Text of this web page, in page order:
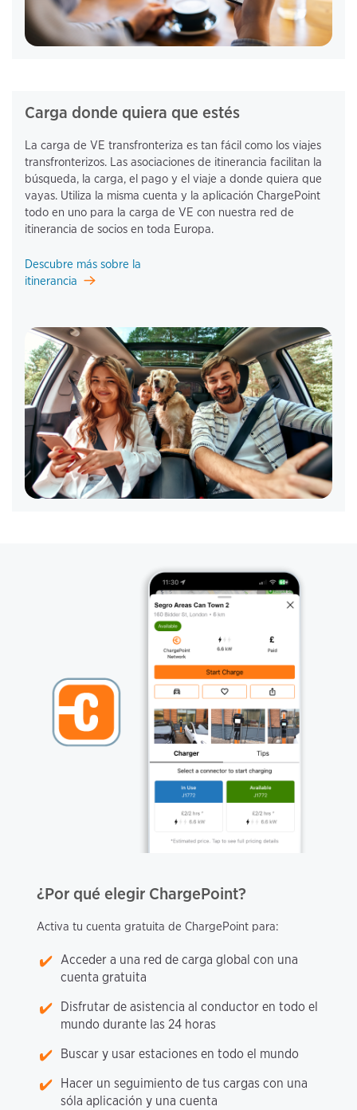
Carga donde quiera que estés
La carga de VE transfronteriza es tan fácil como los viajes
transfronterizos. Las asociaciones de itinerancia facilitan la
búsqueda, la carga, el pago y el viaje a donde quiera que
vayas. Utiliza la misma cuenta y la aplicación ChargePoint
todo en uno para la carga de VE con nuestra red de
itinerancia de socios en toda Europa.
Descubre más sobre la
itinerancia
¿Por qué elegir ChargePoint?
Activa tu cuenta gratuita de ChargePoint para:
Acceder a una red de carga global con una
cuenta gratuita
Disfrutar de asistencia al conductor en todo el
mundo durante las 24 horas
Buscar y usar estaciones en todo el mundo
Hacer un seguimiento de tus cargas con una
sóla aplicación y una cuenta